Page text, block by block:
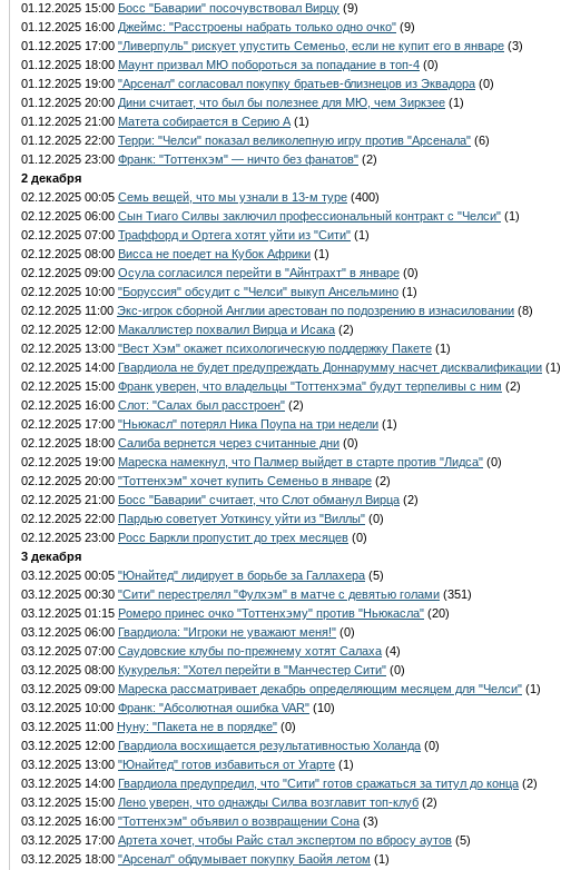
01.12.2025 15:00 Босс "Баварии" посочувствовал Вирцу (9)
01.12.2025 16:00 Джеймс: "Расстроены набрать только одно очко" (9)
01.12.2025 17:00 "Ливерпуль" рискует упустить Семеньо, если не купит его в январе (3)
01.12.2025 18:00 Маунт призвал МЮ побороться за попадание в топ-4 (0)
01.12.2025 19:00 "Арсенал" согласовал покупку братьев-близнецов из Эквадора (0)
01.12.2025 20:00 Дини считает, что был бы полезнее для МЮ, чем Зиркзее (1)
01.12.2025 21:00 Матета собирается в Серию А (1)
01.12.2025 22:00 Терри: "Челси" показал великолепную игру против "Арсенала" (6)
01.12.2025 23:00 Франк: "Тоттенхэм" — ничто без фанатов" (2)
2 декабря
02.12.2025 00:05 Семь вещей, что мы узнали в 13-м туре (400)
02.12.2025 06:00 Сын Тиаго Силвы заключил профессиональный контракт с "Челси" (1)
02.12.2025 07:00 Траффорд и Ортега хотят уйти из "Сити" (1)
02.12.2025 08:00 Висса не поедет на Кубок Африки (1)
02.12.2025 09:00 Осула согласился перейти в "Айнтрахт" в январе (0)
02.12.2025 10:00 "Боруссия" обсудит с "Челси" выкуп Ансельмино (1)
02.12.2025 11:00 Экс-игрок сборной Англии арестован по подозрению в изнасиловании (8)
02.12.2025 12:00 Макаллистер похвалил Вирца и Исака (2)
02.12.2025 13:00 "Вест Хэм" окажет психологическую поддержку Пакете (1)
02.12.2025 14:00 Гвардиола не будет предупреждать Доннарумму насчет дисквалификации (1)
02.12.2025 15:00 Франк уверен, что владельцы "Тоттенхэма" будут терпеливы с ним (2)
02.12.2025 16:00 Слот: "Салах был расстроен" (2)
02.12.2025 17:00 "Ньюкасл" потерял Ника Поупа на три недели (1)
02.12.2025 18:00 Салиба вернется через считанные дни (0)
02.12.2025 19:00 Мареска намекнул, что Палмер выйдет в старте против "Лидса" (0)
02.12.2025 20:00 "Тоттенхэм" хочет купить Семеньо в январе (2)
02.12.2025 21:00 Босс "Баварии" считает, что Слот обманул Вирца (2)
02.12.2025 22:00 Пардью советует Уоткинсу уйти из "Виллы" (0)
02.12.2025 23:00 Росс Баркли пропустит до трех месяцев (0)
3 декабря
03.12.2025 00:05 "Юнайтед" лидирует в борьбе за Галлахера (5)
03.12.2025 00:30 "Сити" перестрелял "Фулхэм" в матче с девятью голами (351)
03.12.2025 01:15 Ромеро принес очко "Тоттенхэму" против "Ньюкасла" (20)
03.12.2025 06:00 Гвардиола: "Игроки не уважают меня!" (0)
03.12.2025 07:00 Саудовские клубы по-прежнему хотят Салаха (4)
03.12.2025 08:00 Кукурелья: "Хотел перейти в "Манчестер Сити" (0)
03.12.2025 09:00 Мареска рассматривает декабрь определяющим месяцем для "Челси" (1)
03.12.2025 10:00 Франк: "Абсолютная ошибка VAR" (10)
03.12.2025 11:00 Нуну: "Пакета не в порядке" (0)
03.12.2025 12:00 Гвардиола восхищается результативностью Холанда (0)
03.12.2025 13:00 "Юнайтед" готов избавиться от Угарте (1)
03.12.2025 14:00 Гвардиола предупредил, что "Сити" готов сражаться за титул до конца (2)
03.12.2025 15:00 Лено уверен, что однажды Силва возглавит топ-клуб (2)
03.12.2025 16:00 "Тоттенхэм" объявил о возвращении Сона (3)
03.12.2025 17:00 Артета хочет, чтобы Райс стал экспертом по вбросу аутов (5)
03.12.2025 18:00 "Арсенал" обдумывает покупку Баойя летом (1)